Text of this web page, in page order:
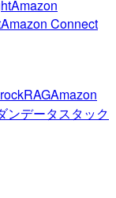
Amazon
Amazon Connect
RAGAmazon
ンデータスタック